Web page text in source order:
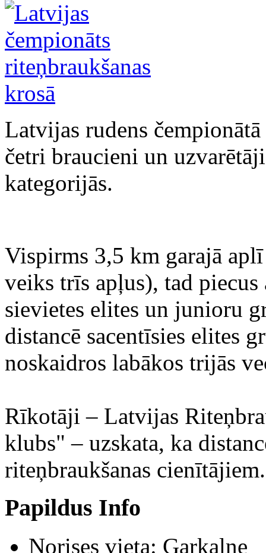
Latvijas rudens
četri braucieni un
kategorijās.
Vispirms 3,5 km garajā
veiks trīs apļus), tad
sievietes elites un junioru
distancē sacentīsies elites
noskaidros labākos trijās
Rīkotāji – Latvijas
klubs" – uzskata, ka
riteņbraukšanas cienītājiem.
Papildus Info
Norises vieta: Garkalne